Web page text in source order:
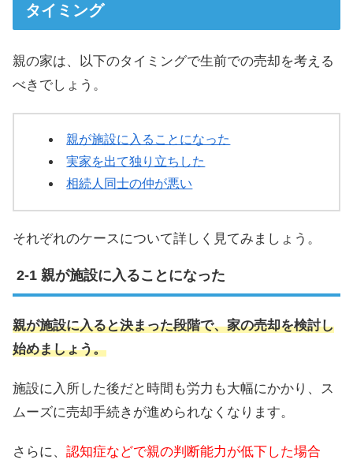
タイミング
親の家は、以下のタイミングで生前での売却を考える
べきでしょう。
親が施設に入ることになった
実家を出て独り立ちした
相続人同士の仲が悪い
それぞれのケースについて詳しく見てみましょう。
親が施設に入ることになった
親が施設に入ると決まった段階で、家の売却を検討し
始めましょう。
施設に入所した後だと時間も労力も大幅にかかり、ス
ムーズに売却手続きが進められなくなります。
さらに、 認知症などで親の判断能力が低下した場合